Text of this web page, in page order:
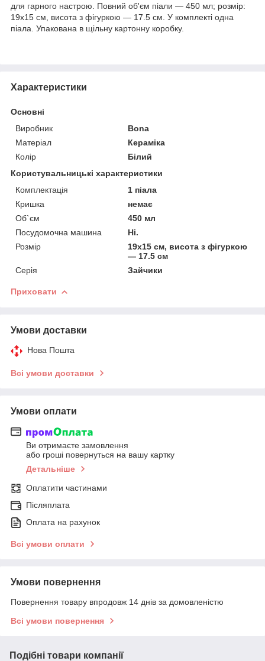
для гарного настрою. Повний об'єм піали — 450 мл; розмір:
19х15 см, висота з фігуркою — 17.5 см. У комплекті одна
піала. Упакована в щільну картонну коробку.
Характеристики
Основні
Виробник
Bona
Матеріал
Кераміка
Колір
Білий
Користувальницькі характеристики
Комплектація
1 піала
Кришка
немає
Об`єм
450 мл
Посудомочна машина
Ні.
Розмір
19х15 см, висота з фігуркою
— 17.5 см
Серія
Зайчики
Приховати
Умови доставки
Нова Пошта
Всі умови доставки
Умови оплати
Ви отримаєте замовлення
або гроші повернуться на вашу картку
Детальніше
Оплатити частинами
Післяплата
Оплата на рахунок
Всі умови оплати
Умови повернення
Повернення товару впродовж 14 днів за домовленістю
Всі умови повернення
Подібні товари компанії